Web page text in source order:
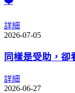
詳細
2026-07-05
同樣是受助，卻
詳細
2026-06-27